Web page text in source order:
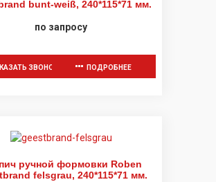
bunt-weiß, 240*115*71 мм.
по запросу
ЗВОНОК ПОДРОБНЕЕ
ручной формовки Roben
felsgrau, 240*115*71 мм.